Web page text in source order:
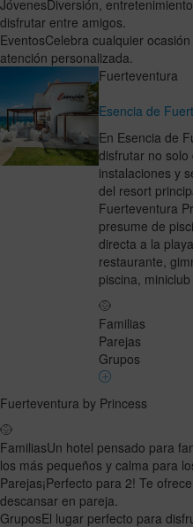
JóvenesDiversión,
disfrutar entre amigos.
EventosCelebra cualquier
atención personalizada.
Fuerteventura
Esencia de
En Esencia de
disfrutar no solo
instalaciones y
del resort
Fuerteventura
presume de
directa a la
restaurante,
piscina,
Familias
Parejas
Grupos
Fuerteventura by Princess
FamiliasUn hotel pensado para
los más pequeños y calma para
Parejas¡Perfecto para 2! Te
descansar en pareja.
GruposEl lugar perfecto para